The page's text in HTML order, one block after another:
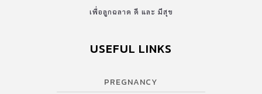
เพื่อลูกฉลาด ดี และ มีสุข
USEFUL LINKS
PREGNANCY